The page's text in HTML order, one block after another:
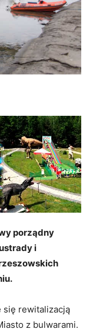
porządny
i
się rewitalizacją
z bulwarami.